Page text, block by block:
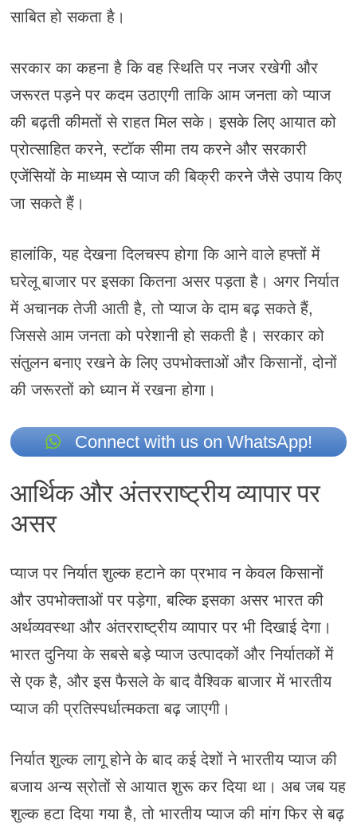
साबित हो सकता है।
सरकार का कहना है कि वह स्थिति पर नजर रखेगी और
जरूरत पड़ने पर कदम उठाएगी ताकि आम जनता को प्याज
की बढ़ती कीमतों से राहत मिल सके। इसके लिए आयात को
प्रोत्साहित करने, स्टॉक सीमा तय करने और सरकारी
एजेंसियों के माध्यम से प्याज की बिक्री करने जैसे उपाय किए
जा सकते हैं।
हालांकि, यह देखना दिलचस्प होगा कि आने वाले हफ्तों में
घरेलू बाजार पर इसका कितना असर पड़ता है। अगर निर्यात
में अचानक तेजी आती है, तो प्याज के दाम बढ़ सकते हैं,
जिससे आम जनता को परेशानी हो सकती है। सरकार को
संतुलन बनाए रखने के लिए उपभोक्ताओं और किसानों, दोनों
की जरूरतों को ध्यान में रखना होगा।
Connect with us on WhatsApp!
आर्थिक और अंतरराष्ट्रीय व्यापार पर
असर
प्याज पर निर्यात शुल्क हटाने का प्रभाव न केवल किसानों
और उपभोक्ताओं पर पड़ेगा, बल्कि इसका असर भारत की
अर्थव्यवस्था और अंतरराष्ट्रीय व्यापार पर भी दिखाई देगा।
भारत दुनिया के सबसे बड़े प्याज उत्पादकों और निर्यातकों में
से एक है, और इस फैसले के बाद वैश्विक बाजार में भारतीय
प्याज की प्रतिस्पर्धात्मकता बढ़ जाएगी।
निर्यात शुल्क लागू होने के बाद कई देशों ने भारतीय प्याज की
बजाय अन्य स्रोतों से आयात शुरू कर दिया था। अब जब यह
शुल्क हटा दिया गया है, तो भारतीय प्याज की मांग फिर से बढ़